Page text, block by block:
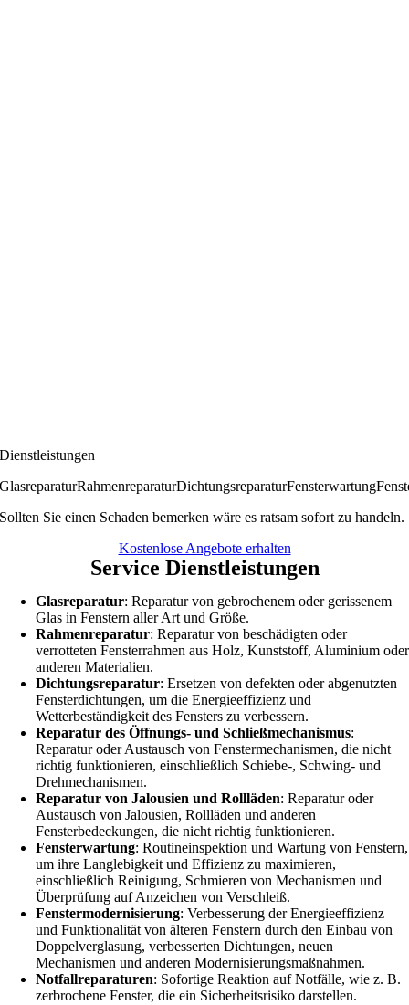
Dienstleistungen
GlasreparaturRahmenreparaturDichtungsreparaturFensterwartung
Sollten Sie einen Schaden bemerken wäre es ratsam sofort zu handeln.
Kostenlose Angebote erhalten
Service Dienstleistungen
Glasreparatur: Reparatur von gebrochenem oder gerissenem
Glas in Fenstern aller Art und Größe.
Rahmenreparatur: Reparatur von beschädigten oder
verrotteten Fensterrahmen aus Holz, Kunststoff, Aluminium oder
anderen Materialien.
Dichtungsreparatur: Ersetzen von defekten oder abgenutzten
Fensterdichtungen, um die Energieeffizienz und
Wetterbeständigkeit des Fensters zu verbessern.
Reparatur des Öffnungs- und Schließmechanismus:
Reparatur oder Austausch von Fenstermechanismen, die nicht
richtig funktionieren, einschließlich Schiebe-, Schwing- und
Drehmechanismen.
Reparatur von Jalousien und Rollläden: Reparatur oder
Austausch von Jalousien, Rollläden und anderen
Fensterbedeckungen, die nicht richtig funktionieren.
Fensterwartung: Routineinspektion und Wartung von Fenstern,
um ihre Langlebigkeit und Effizienz zu maximieren,
einschließlich Reinigung, Schmieren von Mechanismen und
Überprüfung auf Anzeichen von Verschleiß.
Fenstermodernisierung: Verbesserung der Energieeffizienz
und Funktionalität von älteren Fenstern durch den Einbau von
Doppelverglasung, verbesserten Dichtungen, neuen
Mechanismen und anderen Modernisierungsmaßnahmen.
Notfallreparaturen: Sofortige Reaktion auf Notfälle, wie z. B.
zerbrochene Fenster, die ein Sicherheitsrisiko darstellen.